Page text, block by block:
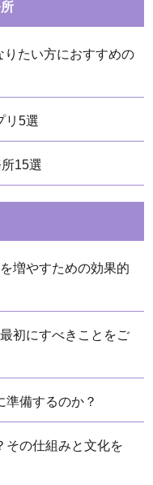
たい方におすすめの
リ5選
15選
増やすための効果的
初にすべきことをご
準備するのか？
その仕組みと文化を